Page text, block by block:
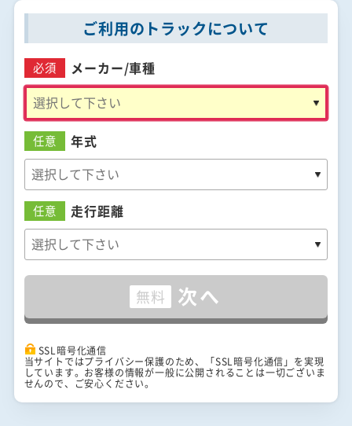
ご利用のトラックについて
必須 メーカー/車種
任意 年式
任意 走行距離
無料 次へ
SSL暗号化通信
当サイトではプライバシー保護のため、「SSL暗号化通信」を実現
しています。お客様の情報が一般に公開されることは一切ございま
せんので、ご安心ください。